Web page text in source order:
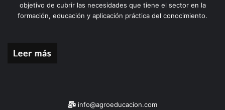
objetivo de cubrir las necesidades que tiene el sector en la
formación, educación y aplicación práctica del conocimiento.
info@agroeducacion.com